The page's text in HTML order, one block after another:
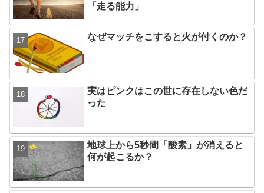
「走る能力」
なぜマッチをこすると火が付くのか？
実はピンクはこの世に存在しない色だ
った
地球上から5秒間「酸素」が消えると
何が起こるか？